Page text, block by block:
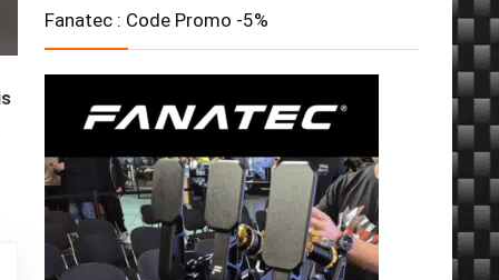
Fanatec : Code Promo -5%